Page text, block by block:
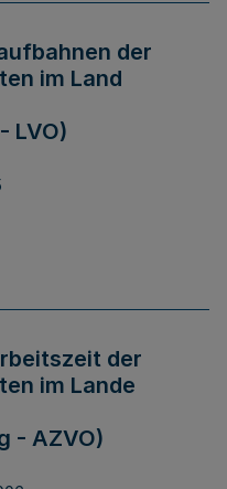
der
im Land
LVO)
der
im Lande
- AZVO)